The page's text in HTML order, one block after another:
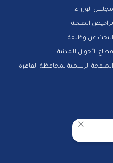
مجلس الوزراء
تراخيص الصحة
البحث عن وظيفة
قطاع الأحوال المدنية
الصفحة الرسمية لمحافظة القاهرة